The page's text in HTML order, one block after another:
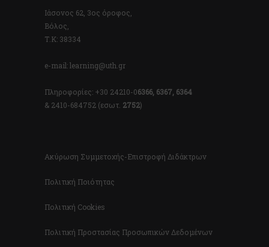
Ιάσονος 62, 3ος όροφος,
Βόλος,
Τ.Κ: 38334
e-mail: learning@uth.gr
Πληροφορίες: +30 24210-06366, 6367, 6364
& 2410-684752 (εσωτ. 2752)
Ακύρωση Συμμετοχής-Επιστροφή Διδάκτρων
Πολιτική Ποιότητας
Πολιτική Cookies
Πολιτική Προστασίας Προσωπικών Δεδομένων